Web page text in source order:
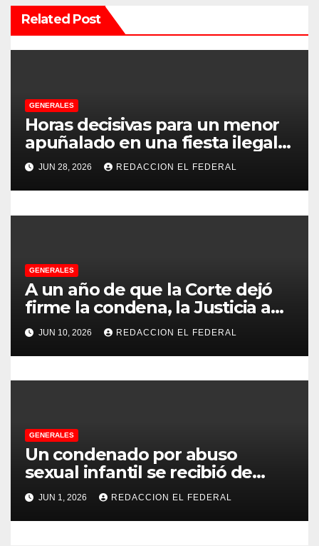
ó
n
e
e
n
a
d
a
s
Related Post
GENERALES
Horas decisivas para un menor
apuñalado en una fiesta ilegal
con más de 500 asistentes en
Chilecito
JUN 28, 2026 REDACCION EL FEDERAL
GENERALES
A un año de que la Corte dejó
firme la condena, la Justicia aún
no pudo decomisarle ni un peso
a CFK
JUN 10, 2026 REDACCION EL FEDERAL
GENERALES
Un condenado por abuso
sexual infantil se recibió de
psicopedagogo dentro del
Servicio Penitenciario de La
Rioja
JUN 1, 2026 REDACCION EL FEDERAL